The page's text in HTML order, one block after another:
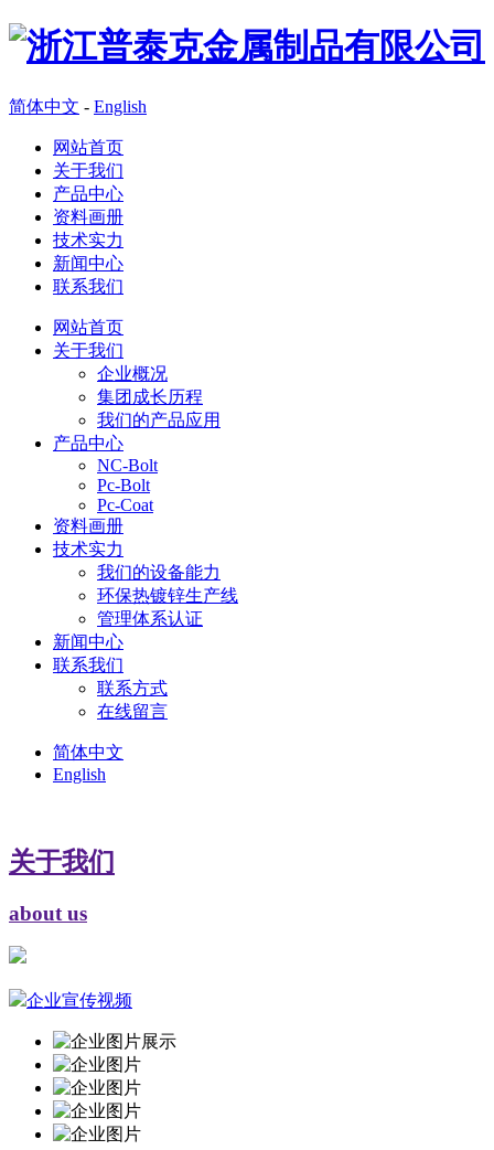
简体中文 - English
网站首页
关于我们
产品中心
资料画册
技术实力
新闻中心
联系我们
网站首页
关于我们
企业概况
集团成长历程
我们的产品应用
产品中心
NC-Bolt
Pc-Bolt
Pc-Coat
资料画册
技术实力
我们的设备能力
环保热镀锌生产线
管理体系认证
新闻中心
联系我们
联系方式
在线留言
简体中文
English
关于我们
about us
企业宣传视频